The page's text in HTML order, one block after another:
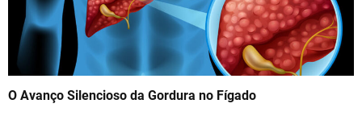
O Avanço Silencioso da Gordura no Fígado